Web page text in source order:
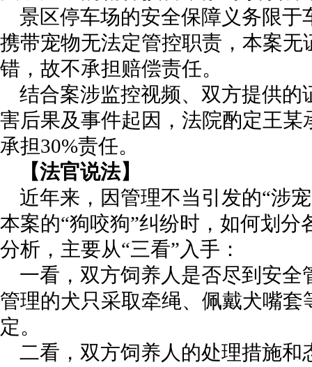
景区停车场的安全保障义务限
携带宠物无法定管控职责，本案
错，故不承担赔偿责任。
结合案涉监控视频、双方提供
害后果及事件起因，法院酌定王某
承担30%责任。
【法官说法】
近年来，因管理不当引发的“涉
本案的“狗咬狗”纠纷时，如何划
分析，主要从“三看”入手：
一看，双方饲养人是否尽到安
管理的犬只采取牵绳、佩戴犬嘴
定。
二看，双方饲养人的处理措施